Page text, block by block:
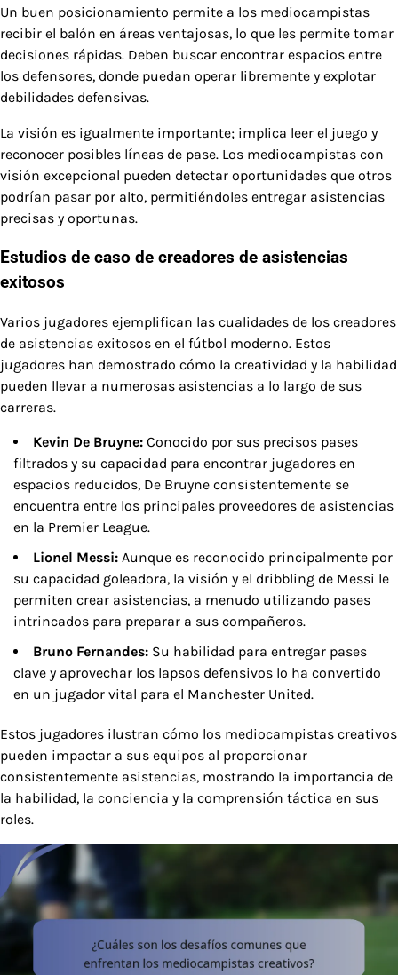
Un buen posicionamiento permite a los mediocampistas
recibir el balón en áreas ventajosas, lo que les permite tomar
decisiones rápidas. Deben buscar encontrar espacios entre
los defensores, donde puedan operar libremente y explotar
debilidades defensivas.
La visión es igualmente importante; implica leer el juego y
reconocer posibles líneas de pase. Los mediocampistas con
visión excepcional pueden detectar oportunidades que otros
podrían pasar por alto, permitiéndoles entregar asistencias
precisas y oportunas.
Estudios de caso de creadores de asistencias
exitosos
Varios jugadores ejemplifican las cualidades de los creadores
de asistencias exitosos en el fútbol moderno. Estos
jugadores han demostrado cómo la creatividad y la habilidad
pueden llevar a numerosas asistencias a lo largo de sus
carreras.
Kevin De Bruyne: Conocido por sus precisos pases
filtrados y su capacidad para encontrar jugadores en
espacios reducidos, De Bruyne consistentemente se
encuentra entre los principales proveedores de asistencias
en la Premier League.
Lionel Messi: Aunque es reconocido principalmente por
su capacidad goleadora, la visión y el dribbling de Messi le
permiten crear asistencias, a menudo utilizando pases
intrincados para preparar a sus compañeros.
Bruno Fernandes: Su habilidad para entregar pases
clave y aprovechar los lapsos defensivos lo ha convertido
en un jugador vital para el Manchester United.
Estos jugadores ilustran cómo los mediocampistas creativos
pueden impactar a sus equipos al proporcionar
consistentemente asistencias, mostrando la importancia de
la habilidad, la conciencia y la comprensión táctica en sus
roles.